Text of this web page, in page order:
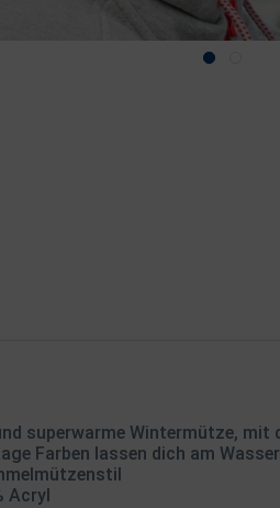
superwarme Wintermütze, mit
Farben lassen dich am
Acryl